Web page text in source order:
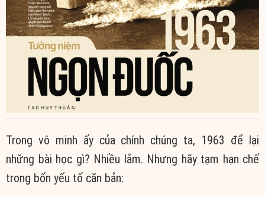
Trong vô minh ấy của chính chúng ta, 1963 để lại
những bài học gì? Nhiều lắm. Nhưng hãy tạm hạn chế
trong bốn yếu tố căn bản: